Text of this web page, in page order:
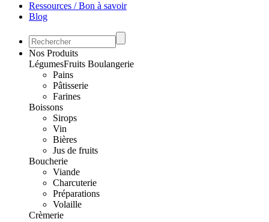
Ressources / Bon à savoir
Blog
Nos Produits
LégumesFruits Boulangerie
Pains
Pâtisserie
Farines
Boissons
Sirops
Vin
Bières
Jus de fruits
Boucherie
Viande
Charcuterie
Préparations
Volaille
Crèmerie